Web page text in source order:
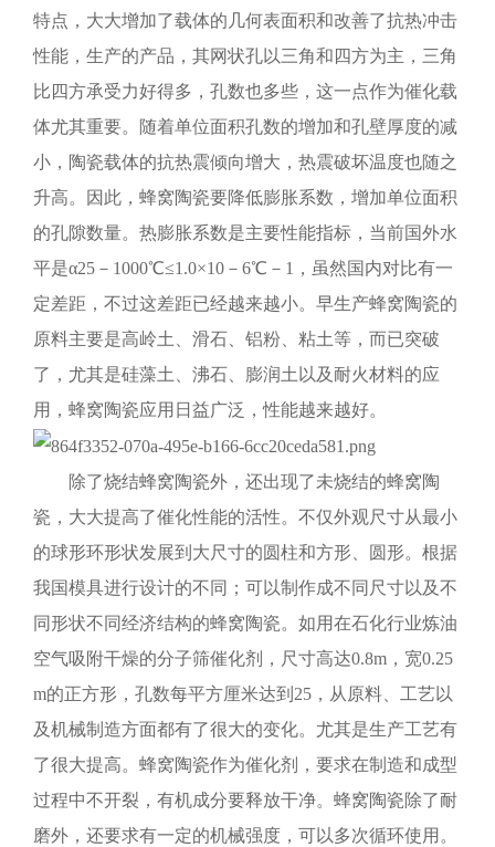
特点，大大增加了载体的几何表面积和改善了抗热冲击
性能，生产的产品，其网状孔以三角和四方为主，三角
比四方承受力好得多，孔数也多些，这一点作为催化载
体尤其重要。随着单位面积孔数的增加和孔壁厚度的减
小，陶瓷载体的抗热震倾向增大，热震破坏温度也随之
升高。因此，蜂窝陶瓷要降低膨胀系数，增加单位面积
的孔隙数量。热膨胀系数是主要性能指标，当前国外水
平是α25－1000℃≤1.0×10－6℃－1，虽然国内对比有一
定差距，不过这差距已经越来越小。早生产蜂窝陶瓷的
原料主要是高岭土、滑石、铝粉、粘土等，而已突破
了，尤其是硅藻土、沸石、膨润土以及耐火材料的应
用，蜂窝陶瓷应用日益广泛，性能越来越好。
除了烧结蜂窝陶瓷外，还出现了未烧结的蜂窝陶
瓷，大大提高了催化性能的活性。不仅外观尺寸从最小
的球形环形状发展到大尺寸的圆柱和方形、圆形。根据
我国模具进行设计的不同；可以制作成不同尺寸以及不
同形状不同经济结构的蜂窝陶瓷。如用在石化行业炼油
空气吸附干燥的分子筛催化剂，尺寸高达0.8m，宽0.25
m的正方形，孔数每平方厘米达到25，从原料、工艺以
及机械制造方面都有了很大的变化。尤其是生产工艺有
了很大提高。蜂窝陶瓷作为催化剂，要求在制造和成型
过程中不开裂，有机成分要释放干净。蜂窝陶瓷除了耐
磨外，还要求有一定的机械强度，可以多次循环使用。